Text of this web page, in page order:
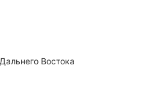
Востока